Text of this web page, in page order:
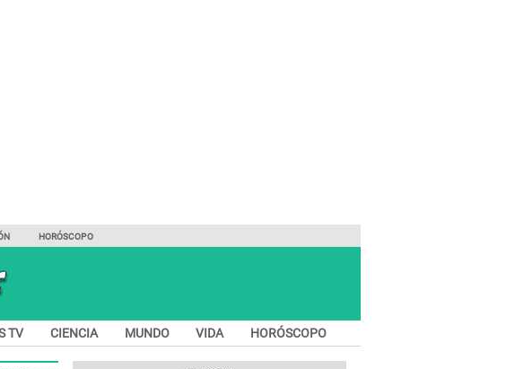
HORÓSCOPO
TV CIENCIA MUNDO VIDA HORÓSCOPO